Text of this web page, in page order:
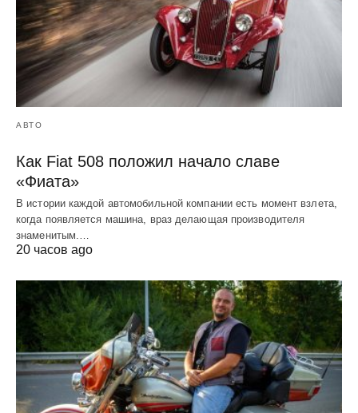
АВТО
Как Fiat 508 положил начало славе
«Фиата»
В истории каждой автомобильной компании есть момент взлета,
когда появляется машина, враз делающая производителя
знаменитым.…
20 часов ago